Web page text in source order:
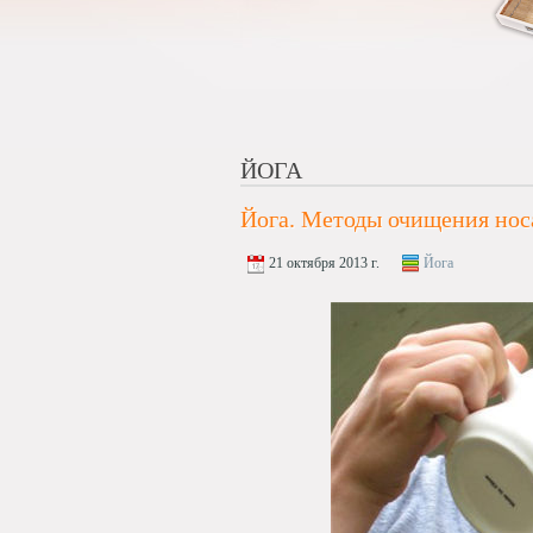
ЙОГА
Йога. Методы очищения
21 октября 2013 г. Йога